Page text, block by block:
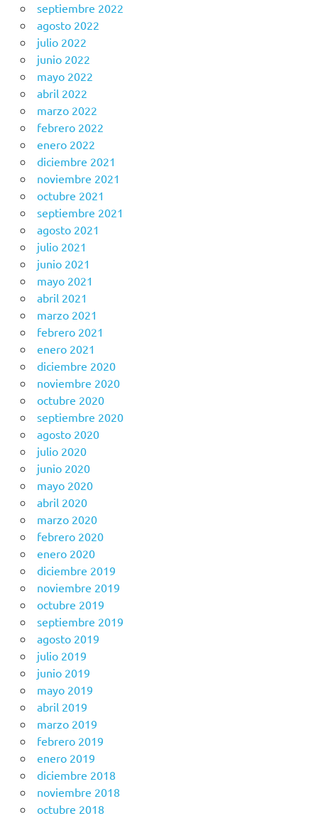
septiembre 2022
agosto 2022
julio 2022
junio 2022
mayo 2022
abril 2022
marzo 2022
febrero 2022
enero 2022
diciembre 2021
noviembre 2021
octubre 2021
septiembre 2021
agosto 2021
julio 2021
junio 2021
mayo 2021
abril 2021
marzo 2021
febrero 2021
enero 2021
diciembre 2020
noviembre 2020
octubre 2020
septiembre 2020
agosto 2020
julio 2020
junio 2020
mayo 2020
abril 2020
marzo 2020
febrero 2020
enero 2020
diciembre 2019
noviembre 2019
octubre 2019
septiembre 2019
agosto 2019
julio 2019
junio 2019
mayo 2019
abril 2019
marzo 2019
febrero 2019
enero 2019
diciembre 2018
noviembre 2018
octubre 2018